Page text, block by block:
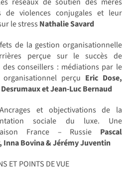
de violences conjugales et leur
le stress Nathalie Savard
de la gestion organisationnelle
perçue sur le succès de
des conseillers : médiations par le
perçu Eric Dose,
Desrumaux et Jean-Luc Bernaud
et objectivations de la
sociale du luxe. Une
France – Russie Pascal
Inna Bovina & Jérémy Juventin
ET POINTS DE VUE